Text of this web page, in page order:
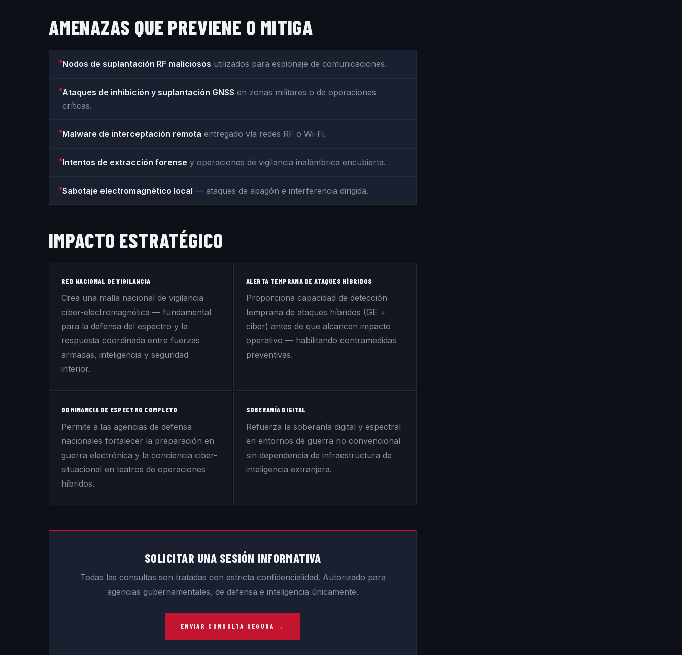
AMENAZAS QUE PREVIENE O MITIGA
Nodos de suplantación RF maliciosos utilizados para espionaje de comunicaciones.
Ataques de inhibición y suplantación GNSS en zonas militares o de operaciones
críticas.
Malware de interceptación remota entregado vía redes RF o Wi-Fi.
Intentos de extracción forense y operaciones de vigilancia inalámbrica encubierta.
Sabotaje electromagnético local — ataques de apagón e interferencia dirigida.
IMPACTO ESTRATÉGICO
RED NACIONAL DE VIGILANCIA
Crea una malla nacional de vigilancia
ciber-electromagnética — fundamental
para la defensa del espectro y la
respuesta coordinada entre fuerzas
armadas, inteligencia y seguridad
interior.
ALERTA TEMPRANA DE ATAQUES HÍBRIDOS
Proporciona capacidad de detección
temprana de ataques híbridos (GE +
ciber) antes de que alcancen impacto
operativo — habilitando contramedidas
preventivas.
DOMINANCIA DE ESPECTRO COMPLETO
Permite a las agencias de defensa
nacionales fortalecer la preparación en
guerra electrónica y la conciencia ciber-
situacional en teatros de operaciones
híbridos.
SOBERANÍA DIGITAL
Refuerza la soberanía digital y espectral
en entornos de guerra no convencional
sin dependencia de infraestructura de
inteligencia extranjera.
SOLICITAR UNA SESIÓN INFORMATIVA
Todas las consultas son tratadas con estricta confidencialidad. Autorizado para
agencias gubernamentales, de defensa e inteligencia únicamente.
ENVIAR CONSULTA SEGURA →